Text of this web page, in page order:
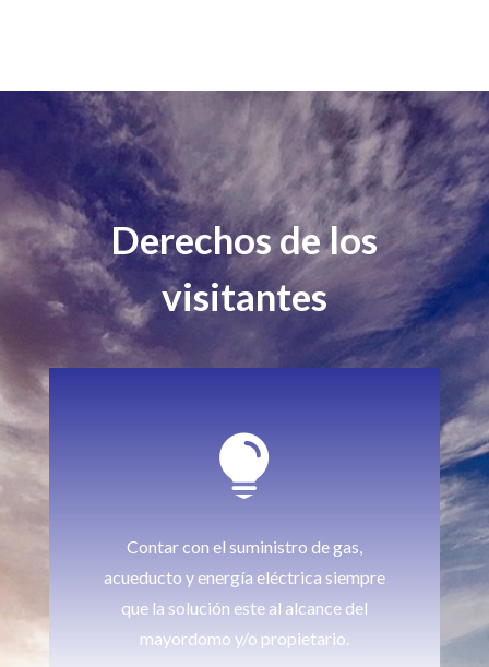
Derechos de los
visitantes

Contar con el suministro de gas,
acueducto y energía eléctrica siempre
que la solución este al alcance del
mayordomo y/o propietario.